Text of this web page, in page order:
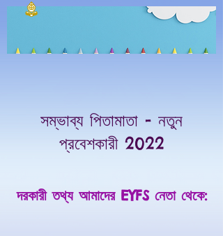
সম্ভাব্য পিতামাতা - নতুন
প্রবেশকারী 2022
দরকারী তথ্য আমাদের EYFS নেতা থেকে: